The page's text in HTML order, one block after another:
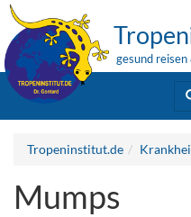
Tropen
gesund
Tropeninstitut.de
Mumps